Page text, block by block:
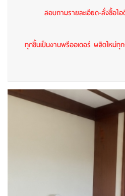
สอบถามรายละเอียด-สั่งซื้อไ
ทุกชิ้นเป็นงานพรีออเดอร์ ผลิตใหม่